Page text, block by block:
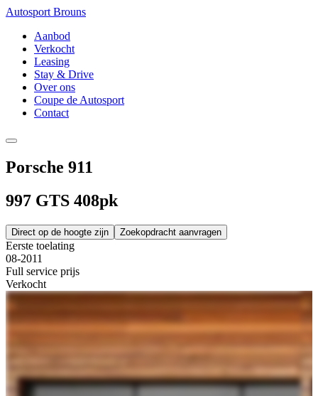
Autosport Brouns
Aanbod
Verkocht
Leasing
Stay & Drive
Over ons
Coupe de Autosport
Contact
Porsche 911
997 GTS 408pk
Direct op de hoogte zijn Zoekopdracht aanvragen
Eerste toelating
08-2011
Full service prijs
Verkocht